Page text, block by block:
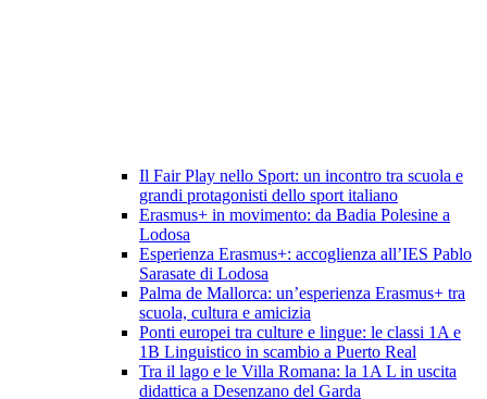
Il Fair Play nello Sport: un incontro tra scuola e
grandi protagonisti dello sport italiano
Erasmus+ in movimento: da Badia Polesine a
Lodosa
Esperienza Erasmus+: accoglienza all’IES Pablo
Sarasate di Lodosa
Palma de Mallorca: un’esperienza Erasmus+ tra
scuola, cultura e amicizia
Ponti europei tra culture e lingue: le classi 1A e
1B Linguistico in scambio a Puerto Real
Tra il lago e le Villa Romana: la 1A L in uscita
didattica a Desenzano del Garda